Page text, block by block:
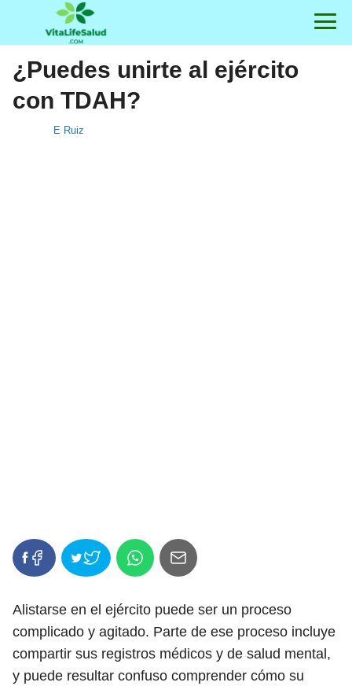
¿Puedes unirte al ejército
con TDAH?
E Ruiz
Alistarse en el ejército puede ser un proceso
complicado y agitado. Parte de ese proceso incluye
compartir sus registros médicos y de salud mental,
y puede resultar confuso comprender cómo su